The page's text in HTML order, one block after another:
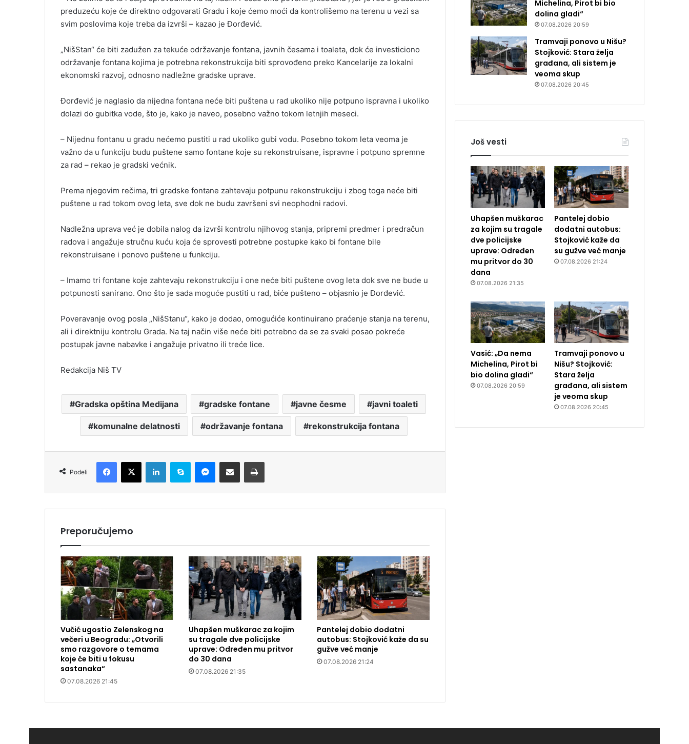
preduzeću koje će direktno odgovarati Gradu i koje ćemo moći da kontrolišemo na terenu u vezi sa
svim poslovima koje treba da izvrši – kazao je Đorđević.
„NišStan“ će biti zadužen za tekuće održavanje fontana, javnih česama i toaleta, dok će investiciono
održavanje fontana kojima je potrebna rekonstrukcija biti sprovođeno preko Kancelarije za lokalni
ekonomski razvoj, odnosno nadležne gradske uprave.
Đorđević je naglasio da nijedna fontana neće biti puštena u rad ukoliko nije potpuno ispravna i ukoliko
dolazi do gubitka vode, što je, kako je naveo, posebno važno tokom letnjih meseci.
– Nijednu fontanu u gradu nećemo pustiti u rad ukoliko gubi vodu. Posebno tokom leta veoma je
važno da u funkciju budu puštene samo fontane koje su rekonstruisane, ispravne i potpuno spremne
za rad – rekao je gradski većnik.
Prema njegovim rečima, tri gradske fontane zahtevaju potpunu rekonstrukciju i zbog toga neće biti
puštene u rad tokom ovog leta, sve dok ne budu završeni svi neophodni radovi.
Nadležna uprava već je dobila nalog da izvrši kontrolu njihovog stanja, pripremi predmer i predračun
radova i angažuje stručnu kuću koja će sprovesti potrebne postupke kako bi fontane bile
rekonstruisane i ponovo puštene u funkciju.
– Imamo tri fontane koje zahtevaju rekonstrukciju i one neće biti puštene ovog leta dok sve ne bude u
potpunosti sanirano. Ono što je sada moguće pustiti u rad, biće pušteno – objasnio je Đorđević.
Poveravanje ovog posla „NišStanu“, kako je dodao, omogućiće kontinuirano praćenje stanja na terenu,
ali i direktniju kontrolu Grada. Na taj način više neće biti potrebno da se za svaki posao pokreće
postupak javne nabavke i angažuje privatno ili treće lice.
Redakcija Niš TV
Gradska opština Medijana gradske fontane javne česme javni toaleti
komunalne delatnosti održavanje fontana rekonstrukcija fontana
Podeli
Preporučujemo
Vučić ugostio Zelenskog na
večeri u Beogradu: „Otvorili
smo razgovore o temama
koje će biti u fokusu
sastanaka“
07.08.2026 21:45
Uhapšen muškarac za kojim
su tragale dve policijske
uprave: Određen mu pritvor
do 30 dana
07.08.2026 21:35
Pantelej dobio dodatni
autobus: Stojković kaže da su
gužve već manje
07.08.2026 21:24
Michelina, Pirot bi bio
dolina gladi“
07.08.2026 20:59
Tramvaji ponovo u Nišu?
Stojković: Stara želja
građana, ali sistem je
veoma skup
07.08.2026 20:45
Još vesti
Uhapšen muškarac
za kojim su tragale
dve policijske
uprave: Određen
mu pritvor do 30
dana
07.08.2026 21:35
Pantelej dobio
dodatni autobus:
Stojković kaže da
su gužve već manje
07.08.2026 21:24
Vasić: „Da nema
Michelina, Pirot bi
bio dolina gladi“
07.08.2026 20:59
Tramvaji ponovo u
Nišu? Stojković:
Stara želja
građana, ali sistem
je veoma skup
07.08.2026 20:45